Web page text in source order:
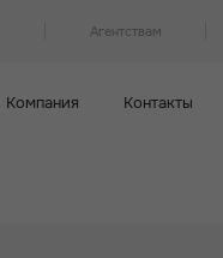
Агентствам
Компания Контакты